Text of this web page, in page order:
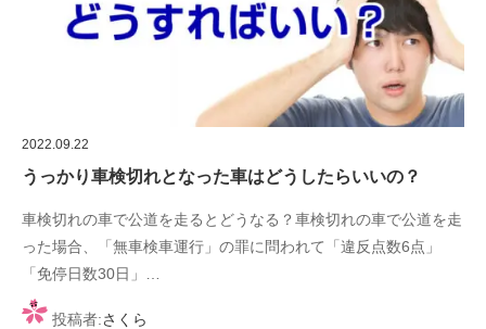
2022.09.22
うっかり車検切れとなった車はどうしたらいいの？
車検切れの車で公道を走るとどうなる？車検切れの車で公道を走
った場合、「無車検車運行」の罪に問われて「違反点数6点」
「免停日数30日」…
投稿者:さくら